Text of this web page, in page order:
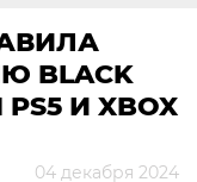
BLACK
PS5 И XBOX
04 декабря 2024